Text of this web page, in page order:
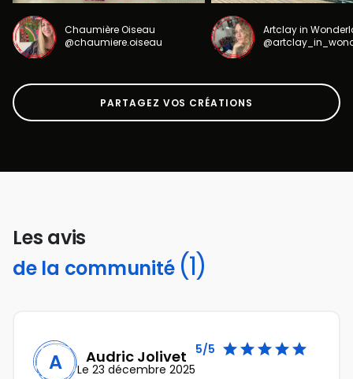
Chaumière Oiseau
@chaumiere.oiseau
Artclay in
PARTAGEZ VOS CRÉATIONS
Les avis
de la communité (1)
A Audric Jolivet
Le 23 décembre 2025
5/5 